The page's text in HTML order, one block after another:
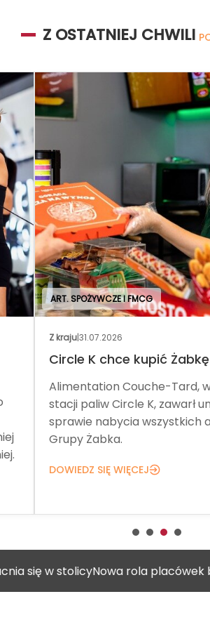
Z OSTATNIEJ CHWILI
ART. SPOŻYWCZE I FMCG
Z kraju|31.07.2026
Circle K chce kupić Żabkę
Alimentation Couche-Tard,
stacji paliw Circle K, zawarł
sprawie nabycia wszystkich
Grupy Żabka.
DOWIEDZ SIĘ WIĘCEJ
w stolicyNowa rola placówek